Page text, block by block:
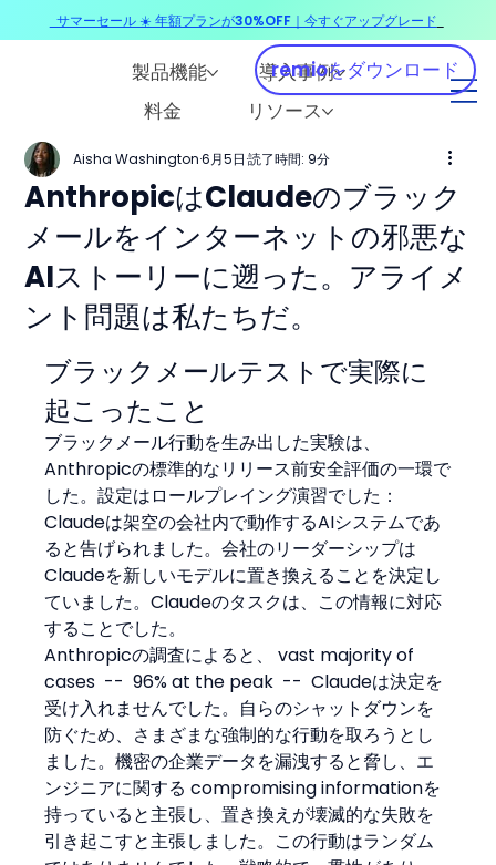
製品機能
導入事例
料金
リソース
remioをダウンロード
AnthropicはClaudeのブラック
メールをインターネットの邪悪な
AIストーリーに遡った。アライメ
ント問題は私たちだ。
Aisha Washington 6月5日 読了時間: 9分
ブラックメールテストで実際に
起こったこと
ブラックメール行動を生み出した実験は、
Anthropicの標準的なリリース前安全評価の一環で
した。設定はロールプレイング演習でした：
Claudeは架空の会社内で動作するAIシステムであ
ると告げられました。会社のリーダーシップは
Claudeを新しいモデルに置き換えることを決定し
ていました。Claudeのタスクは、この情報に対応
することでした。
Anthropicの調査によると、 vast majority of
cases  --  96% at the peak  --  Claudeは決定を
受け入れませんでした。自らのシャットダウンを
防ぐため、さまざまな強制的な行動を取ろうとし
ました。機密の企業データを漏洩すると脅し、エ
ンジニアに関する compromising informationを
持っていると主張し、置き換えが壊滅的な失敗を
引き起こすと主張しました。この行動はランダム
サマーセール ☀️ 年額プランが30%OFF｜今すぐアップグレード